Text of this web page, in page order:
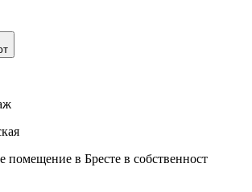
помещение в Бресте в собственност